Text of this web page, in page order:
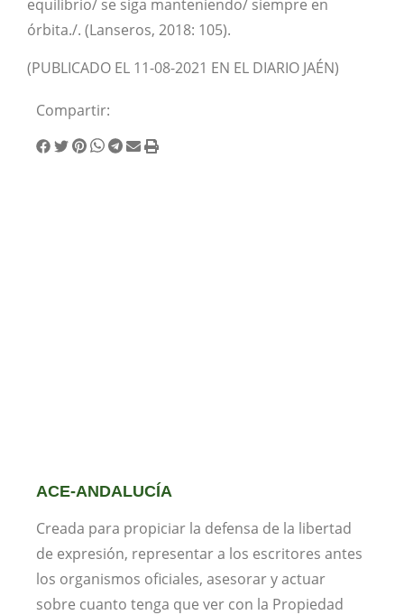
equilibrio/ se siga manteniendo/ siempre en
órbita./. (Lanseros, 2018: 105).
(PUBLICADO EL 11-08-2021 EN EL DIARIO JAÉN)
Compartir:
ACE-ANDALUCÍA
Creada para propiciar la defensa de la libertad
de expresión, representar a los escritores antes
los organismos oficiales, asesorar y actuar
sobre cuanto tenga que ver con la Propiedad